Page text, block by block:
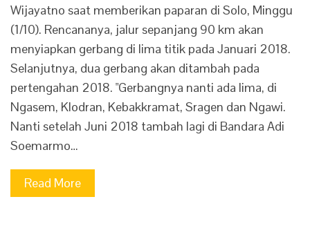
Wijayatno saat memberikan paparan di Solo, Minggu
(1/10). Rencananya, jalur sepanjang 90 km akan
menyiapkan gerbang di lima titik pada Januari 2018.
Selanjutnya, dua gerbang akan ditambah pada
pertengahan 2018. "Gerbangnya nanti ada lima, di
Ngasem, Klodran, Kebakkramat, Sragen dan Ngawi.
Nanti setelah Juni 2018 tambah lagi di Bandara Adi
Soemarmo…
Read More